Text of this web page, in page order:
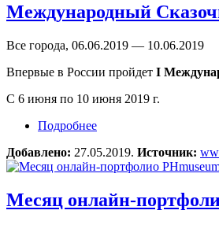
Международный
Все города, 06.06.2019 — 10.06.2019
Впервые в России пройдет I
С 6 июня по 10 июня 2019 г.
Подробнее
Добавлено: 27.05.2019. Источник:
Месяц онлайн-